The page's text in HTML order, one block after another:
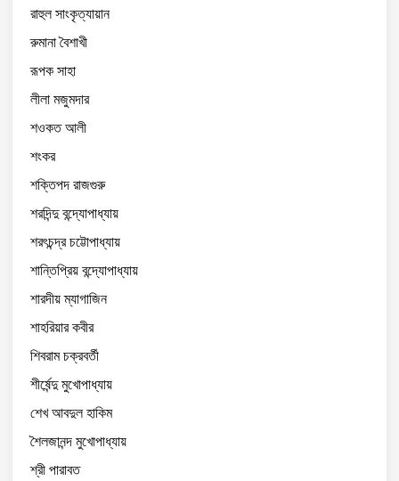
রাহুল সাংকৃত্যায়ান
রুমানা বৈশাখী
রূপক সাহা
লীলা মজুমদার
শওকত আলী
শংকর
শক্তিপদ রাজগুরু
শরদিন্দু বন্দ্যোপাধ্যায়
শরৎচন্দ্র চট্টোপাধ্যায়
শান্তিপ্রিয় বন্দ্যোপাধ্যায়
শারদীয় ম্যাগাজিন
শাহরিয়ার কবীর
শিবরাম চক্রবর্তী
শীর্ষেন্দু মুখোপাধ্যায়
শেখ আবদুল হাকিম
শৈলজানন্দ মুখোপাধ্যায়
শ্রী পারাবত